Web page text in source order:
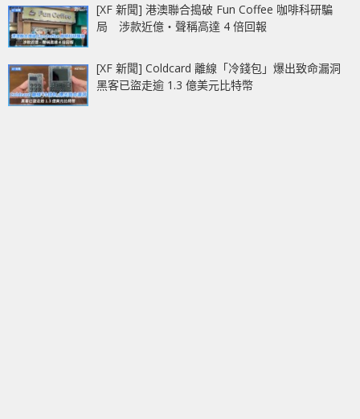
[XF 新聞] 港澳聯合搗破 Fun Coffee 咖啡科研騙
局 涉款近億‧聲稱高達 4 倍回報
[XF 新聞] Coldcard 離線「冷錢包」爆出致命漏洞
黑客已盜走逾 1.3 億美元比特幣